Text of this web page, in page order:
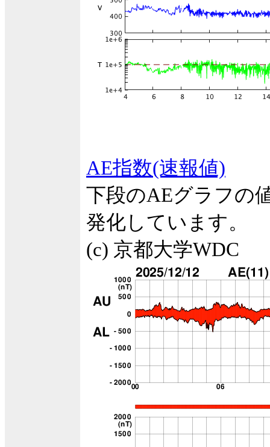
AE指数(速報値)
下段のAEグラフの
発化しています。
(c) 京都大学WDC